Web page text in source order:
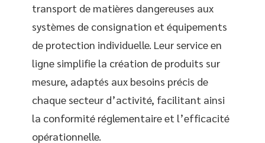
transport de matières dangereuses aux
systèmes de consignation et équipements
de protection individuelle. Leur service en
ligne simplifie la création de produits sur
mesure, adaptés aux besoins précis de
chaque secteur d’activité, facilitant ainsi
la conformité réglementaire et l’efficacité
opérationnelle.